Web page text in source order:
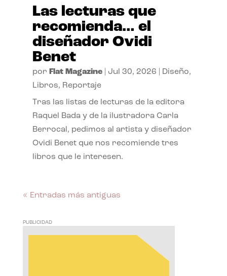
Las lecturas que
recomienda… el
diseñador Ovidi
Benet
por Flat Magazine| Jul 30, 2026 Diseño,
Libros, Reportaje
Tras las listas de lecturas de la editora
Raquel Bada y de la ilustradora Carla
Berrocal, pedimos al artista y diseñador
Ovidi Benet que nos recomiende tres
libros que le interesen.
« Entradas más antiguas
PUBLICIDAD